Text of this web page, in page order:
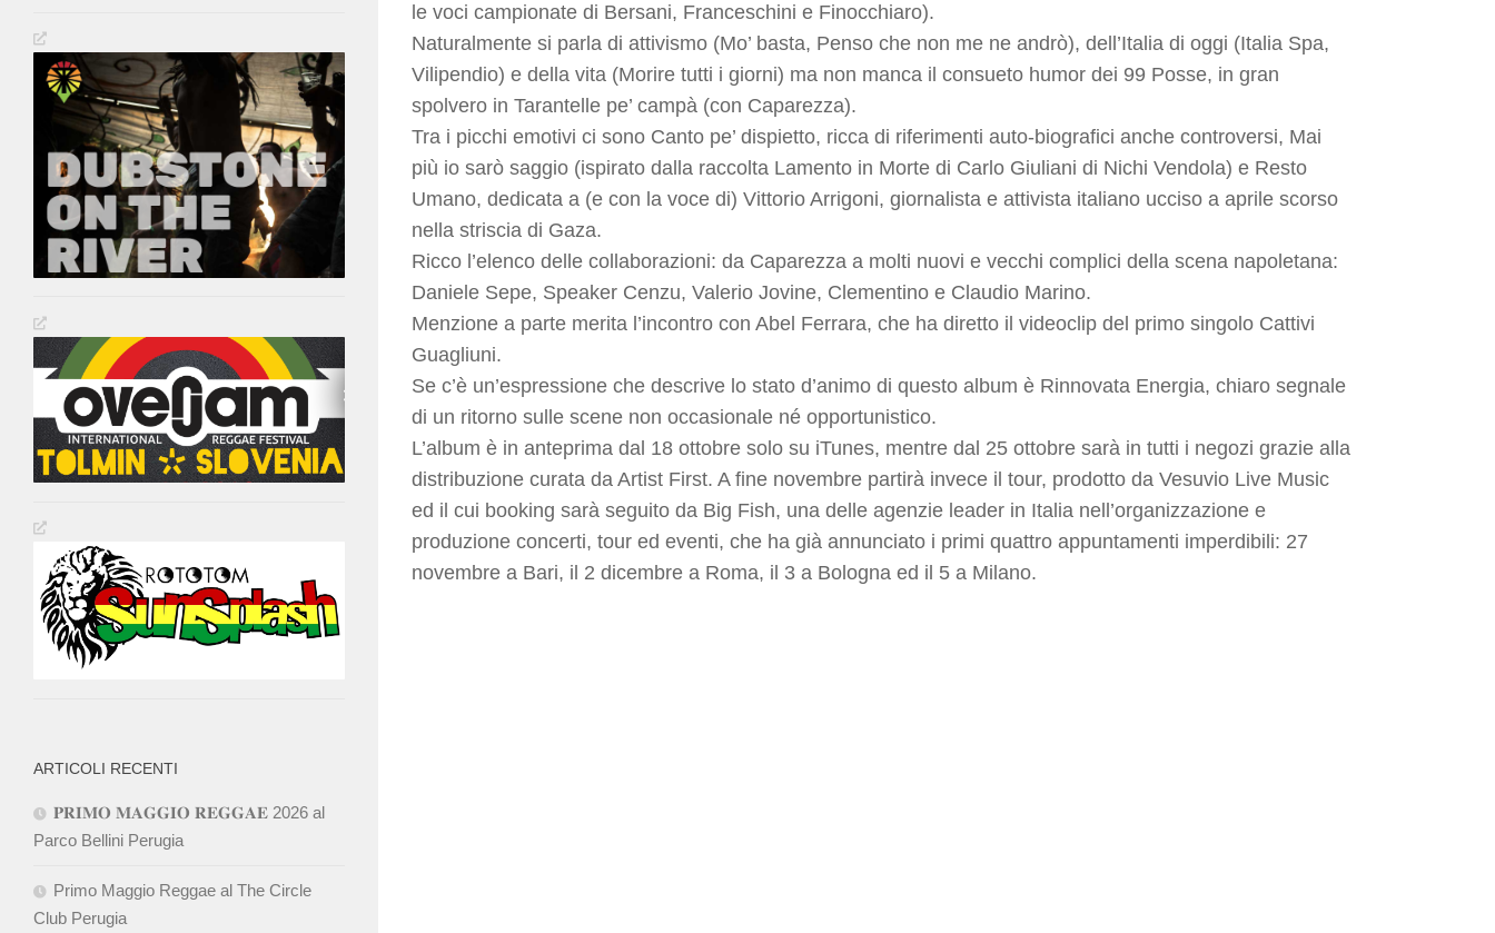
le voci campionate di Bersani, Franceschini e Finocchiaro).
Naturalmente si parla di attivismo (Mo’ basta, Penso che non me ne andrò), dell’Italia di oggi (Italia Spa,
Vilipendio) e della vita (Morire tutti i giorni) ma non manca il consueto humor dei 99 Posse, in gran
spolvero in Tarantelle pe’ campà (con Caparezza).
Tra i picchi emotivi ci sono Canto pe’ dispietto, ricca di riferimenti auto-biografici anche controversi, Mai
più io sarò saggio (ispirato dalla raccolta Lamento in Morte di Carlo Giuliani di Nichi Vendola) e Resto
Umano, dedicata a (e con la voce di) Vittorio Arrigoni, giornalista e attivista italiano ucciso a aprile scorso
nella striscia di Gaza.
Ricco l’elenco delle collaborazioni: da Caparezza a molti nuovi e vecchi complici della scena napoletana:
Daniele Sepe, Speaker Cenzu, Valerio Jovine, Clementino e Claudio Marino.
Menzione a parte merita l’incontro con Abel Ferrara, che ha diretto il videoclip del primo singolo Cattivi
Guagliuni.
Se c’è un’espressione che descrive lo stato d’animo di questo album è Rinnovata Energia, chiaro segnale
di un ritorno sulle scene non occasionale né opportunistico.
L’album è in anteprima dal 18 ottobre solo su iTunes, mentre dal 25 ottobre sarà in tutti i negozi grazie alla
distribuzione curata da Artist First. A fine novembre partirà invece il tour, prodotto da Vesuvio Live Music
ed il cui booking sarà seguito da Big Fish, una delle agenzie leader in Italia nell’organizzazione e
produzione concerti, tour ed eventi, che ha già annunciato i primi quattro appuntamenti imperdibili: 27
novembre a Bari, il 2 dicembre a Roma, il 3 a Bologna ed il 5 a Milano.
ARTICOLI RECENTI
𝐏𝐑𝐈𝐌𝐎 𝐌𝐀𝐆𝐆𝐈𝐎 𝐑𝐄𝐆𝐆𝐀𝐄 2026 al
Parco Bellini Perugia
Primo Maggio Reggae al The Circle
Club Perugia